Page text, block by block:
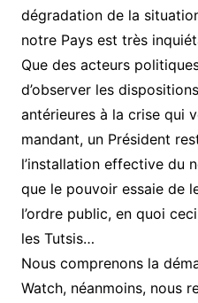
dégradation de la
notre Pays est très
Que des acteurs
d’observer les
antérieures à la crise qui
mandant, un Président
l’installation effective du
que le pouvoir essaie de
l’ordre public, en quoi
les Tutsis…
Nous comprenons la
Watch, néanmoins, nous